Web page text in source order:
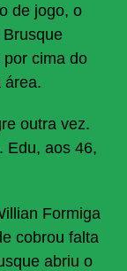
de jogo, o
cima do
área.
outra vez.
Edu, aos 46,
Formiga
cobrou falta
abriu o